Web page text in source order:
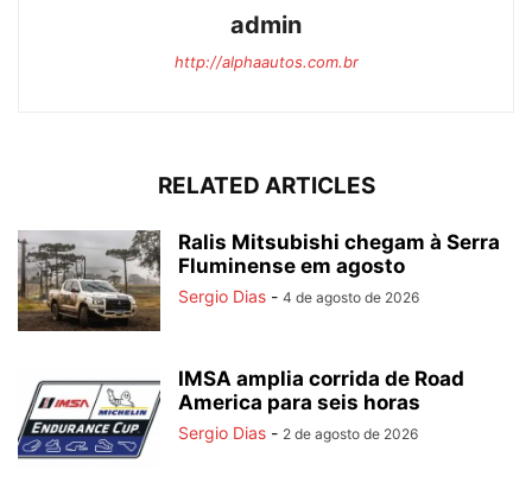
admin
http://alphaautos.com.br
RELATED ARTICLES
Ralis Mitsubishi chegam à Serra
Fluminense em agosto
Sergio Dias - 4 de agosto de 2026
IMSA amplia corrida de Road
America para seis horas
Sergio Dias - 2 de agosto de 2026